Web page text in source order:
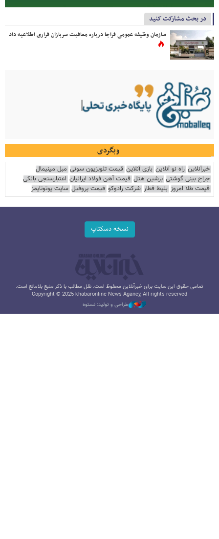
در بحث مشارکت کنید
سازمان وظیفه عمومی فراجا درباره معافیت سربازان فراری اطلاعیه داد
وبگردی
خبرآنلاین راه نو آنلاین بازی آنلاین قیمت تلویزیون سونی مبل مینیمال
جراح بینی گوشتی پرشین هتل قیمت آهن فولاد ایرانیان اعتبارسنجی بانکی
قیمت طلا امروز بلیط قطار شرکت رادوکو قیمت پروفیل سایت یوتوتایمز
نسخه دسکتاپ
تمامی حقوق این سایت برای خبرآنلاین محفوظ است. نقل مطالب با ذکر منبع بلامانع است.
Copyright © 2025 khabaronline News Agancy, All rights reserved
طراحی و تولید: نستوه